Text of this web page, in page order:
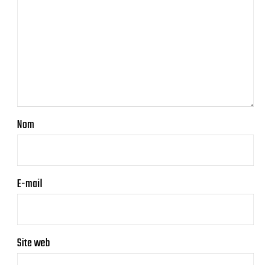
Nom
E-mail
Site web